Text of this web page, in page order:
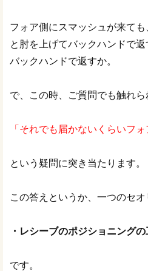
フォア側にスマッシュが来て
と肘を上げてバックハンドで
バックハンドで返すか。
で、この時、ご質問でも触れら
「それでも届かないくらいフ
という疑問に突き当たります。
この答えというか、一つのセオ
・レシーブのポジショニング
です。